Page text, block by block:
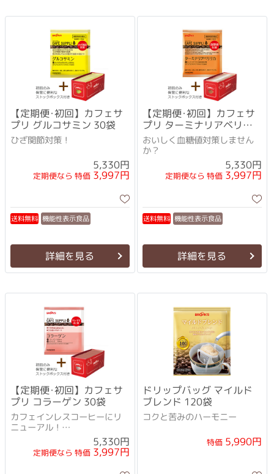
【定期便･初回】カフェサ
プリ グルコサミン 30袋
ひざ関節対策！
5,330円
定期便なら 特価3,997円
送料無料 機能性表示食品
詳細を見る
【定期便･初回】カフェサ
プリ ターミナリアベリリ
カ 30袋
おいしく血糖値対策しません
か？
5,330円
定期便なら 特価3,997円
送料無料 機能性表示食品
詳細を見る
【定期便･初回】カフェサ
プリ コラーゲン 30袋
カフェインレスコーヒーにリ
ニューアル！
10gになってよりおいしくなり
ました！ 5,330円
定期便なら 特価3,997円
ドリップバッグ マイルド
ブレンド 120袋
コクと苦みのハーモニー
特価5,990円